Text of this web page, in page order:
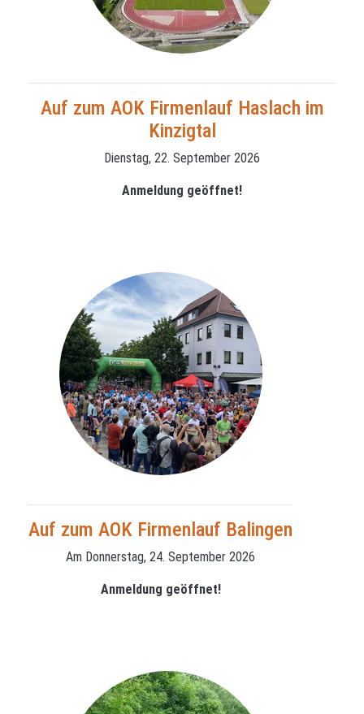
Auf zum AOK Firmenlauf Haslach im
Kinzigtal
Dienstag, 22. September 2026
Anmeldung geöffnet!
Auf zum AOK Firmenlauf Balingen
Am Donnerstag, 24. September 2026
Anmeldung geöffnet!